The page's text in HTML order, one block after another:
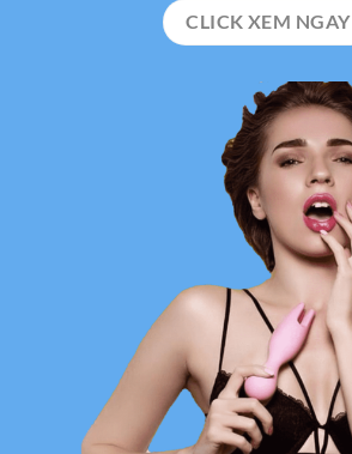
CLICK XEM NGAY